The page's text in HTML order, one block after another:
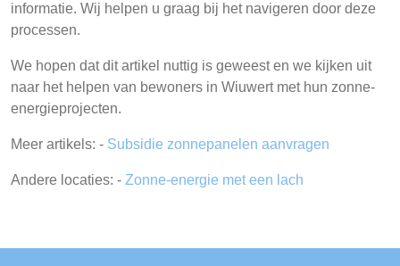
informatie. Wij helpen u graag bij het navigeren door deze
processen.
We hopen dat dit artikel nuttig is geweest en we kijken uit
naar het helpen van bewoners in Wiuwert met hun zonne-
energieprojecten.
Meer artikels: - Subsidie zonnepanelen aanvragen
Andere locaties: - Zonne-energie met een lach